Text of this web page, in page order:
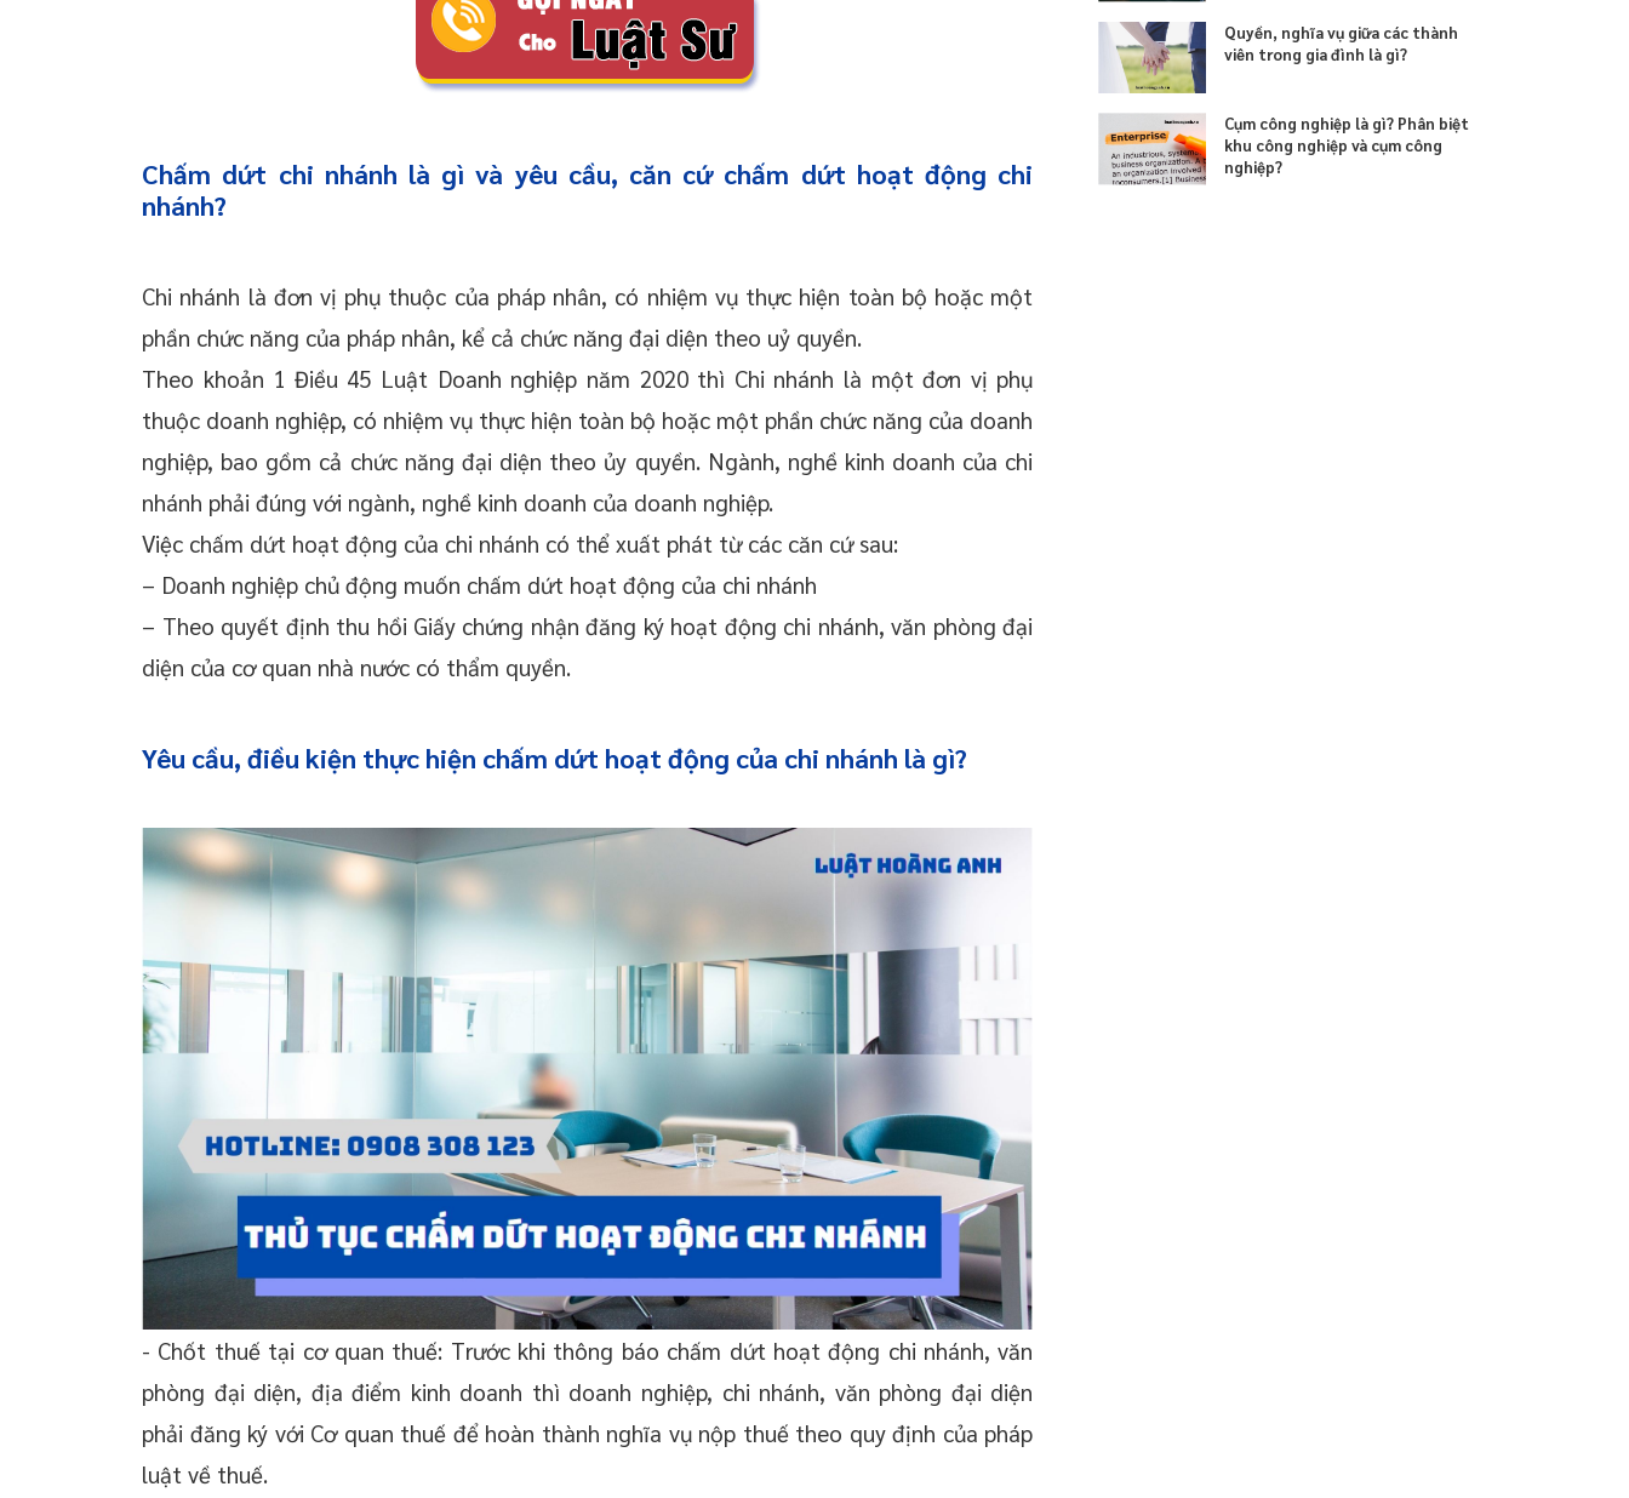
Chấm dứt chi nhánh là gì và yêu cầu, căn cứ chấm dứt hoạt động chi
nhánh?
Chi nhánh là đơn vị phụ thuộc của pháp nhân, có nhiệm vụ thực hiện toàn bộ hoặc một
phần chức năng của pháp nhân, kể cả chức năng đại diện theo uỷ quyền.
Theo khoản 1 Điều 45 Luật Doanh nghiệp năm 2020 thì Chi nhánh là một đơn vị phụ
thuộc doanh nghiệp, có nhiệm vụ thực hiện toàn bộ hoặc một phần chức năng của doanh
nghiệp, bao gồm cả chức năng đại diện theo ủy quyền. Ngành, nghề kinh doanh của chi
nhánh phải đúng với ngành, nghề kinh doanh của doanh nghiệp.
Việc chấm dứt hoạt động của chi nhánh có thể xuất phát từ các căn cứ sau:
– Doanh nghiệp chủ động muốn chấm dứt hoạt động của chi nhánh
– Theo quyết định thu hồi Giấy chứng nhận đăng ký hoạt động chi nhánh, văn phòng đại
diện của cơ quan nhà nước có thẩm quyền.
Yêu cầu, điều kiện thực hiện chấm dứt hoạt động của chi nhánh là gì?
- Chốt thuế tại cơ quan thuế: Trước khi thông báo chấm dứt hoạt động chi nhánh, văn
phòng đại diện, địa điểm kinh doanh thì doanh nghiệp, chi nhánh, văn phòng đại diện
phải đăng ký với Cơ quan thuế để hoàn thành nghĩa vụ nộp thuế theo quy định của pháp
luật về thuế.
Quyền, nghĩa vụ giữa các thành
viên trong gia đình là gì?
Cụm công nghiệp là gì? Phân biệt
khu công nghiệp và cụm công
nghiệp?